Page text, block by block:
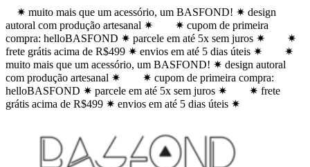
✷ muito mais que um acessório, um BASFOND! ✷ design
autoral com produção artesanal ✷
✷ cupom de primeira
compra: helloBASFOND ✷ parcele em até 5x sem juros ✷
✷
frete grátis acima de R$499 ✷ envios em até 5 dias úteis ✷
✷
muito mais que um acessório, um BASFOND! ✷ design autoral
com produção artesanal ✷
✷ cupom de primeira compra:
helloBASFOND ✷ parcele em até 5x sem juros ✷
✷ frete
grátis acima de R$499 ✷ envios em até 5 dias úteis ✷